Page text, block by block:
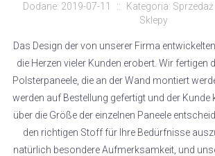
Dodane: 2019-07-11 ::
Kategoria:
Sklepy
Das Design der von unserer Firma
die Herzen vieler Kunden erobert. Wir fertigen
Polsterpaneele, die an der Wand montiert
werden auf Bestellung gefertigt und der Kunde
über die Größe der einzelnen Paneele
den richtigen Stoff für Ihre Bedürfnisse
natürlich besondere Aufmerksamkeit, und